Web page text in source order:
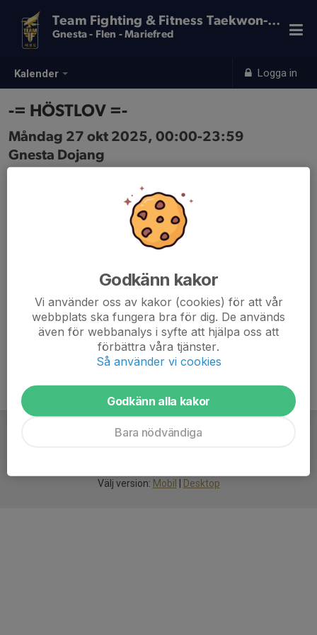
Kalender Logga in
Team Fighting & Fitness Taekwon-Do
Gnesta - Flen - Mariefred
-= HÖSTLOV =-
Måndag 27 okt 2025, 00:00-23:59
Gnesta Dojang
Ingen träning på höstlovet!
Välj version: Mobil Desktop
Godkänn kakor
Vi använder oss av kakor (cookies) för att vår
webbplats ska fungera bra för dig. De används
även för webbanalys i syfte att hjälpa oss att
förbättra våra tjänster.
Så använder vi cookies
Godkänn alla kakor
Bara nödvändiga